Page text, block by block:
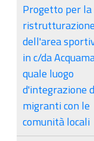
Progetto per la
ristrutturazione
dell'area
in c/da
quale luogo
d'integrazione
migranti con le
comunità locali